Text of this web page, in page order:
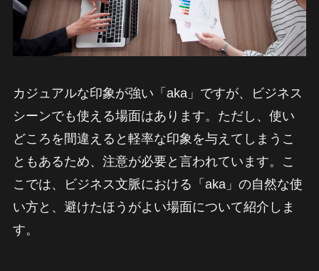
カジュアルな印象が強い「aka」ですが、ビジネス
シーンでも使える場面はあります。ただし、使い
どころを間違えると軽率な印象を与えてしまうこ
ともあるため、注意が必要と言われています。こ
こでは、ビジネス文脈における「aka」の自然な使
い方と、避けたほうがよい場面について紹介しま
す。